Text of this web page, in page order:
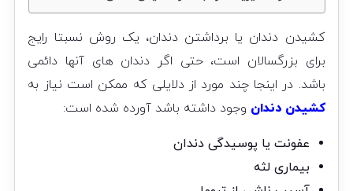
کشیدن دندان یا برداشتن دندان، یک روش نسبتا رایج
برای بزرگسالان است، حتی اگر دندان های آنها دائمی
باشد. در اینجا چند مورد از دلایلی که ممکن است نیاز به
کشیدن دندان وجود داشته باشد آورده شده است:
عفونت یا پوسیدگی دندان
بیماری لثه